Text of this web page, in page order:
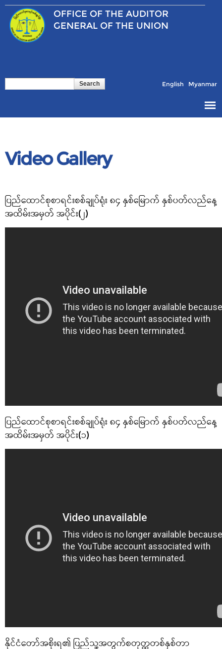
Skip to
main
content
OFFICE OF THE AUDITOR
GENERAL OF THE UNION
Search form English Myanmar
Video Gallery
ပြည်ထောင်စုစာရင်းစစ်ချုပ်ရုံး ၈၄ နှစ်မြောက် နှစ်ပတ်လည်နေ့
အထိမ်းအမှတ် အပိုင်း(၂)
ပြည်ထောင်စုစာရင်းစစ်ချုပ်ရုံး ၈၄ နှစ်မြောက် နှစ်ပတ်လည်နေ့
အထိမ်းအမှတ် အပိုင်း(၁)
နိုင်ငံတော်အစိုးရ၏ ပြည်သူ့အတွက်စတုတ္ထတစ်နှစ်တာ
Pages